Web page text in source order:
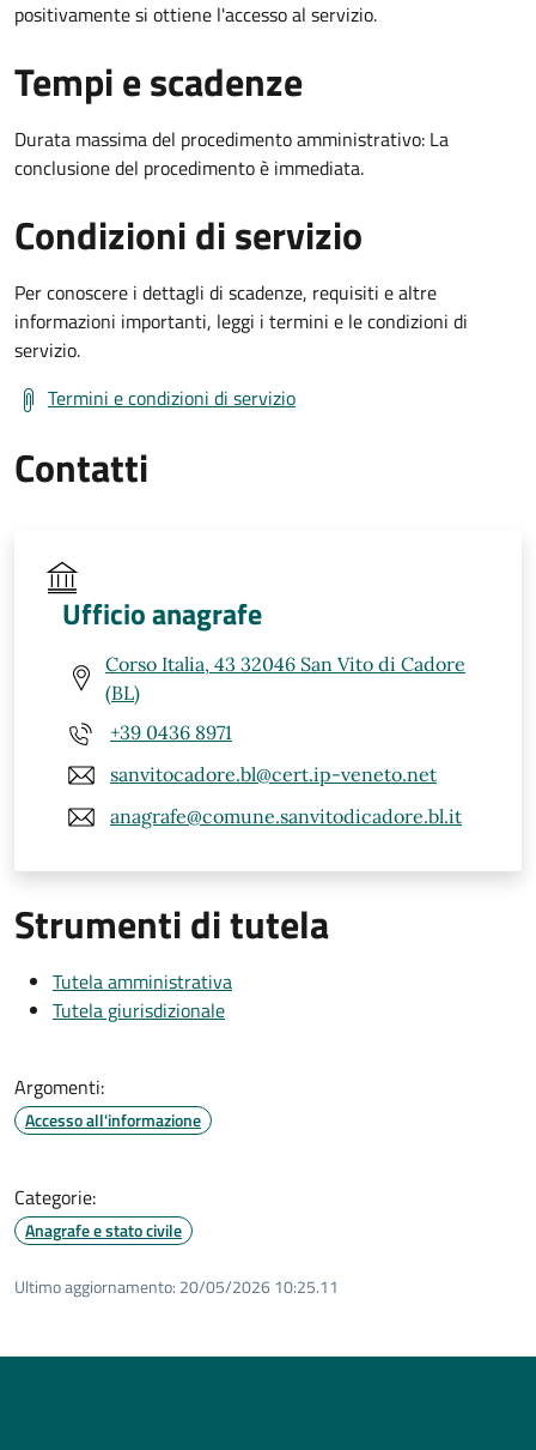
positivamente si ottiene l'accesso al servizio.
Tempi e scadenze
Durata massima del procedimento amministrativo: La
conclusione del procedimento è immediata.
Condizioni di servizio
Per conoscere i dettagli di scadenze, requisiti e altre
informazioni importanti, leggi i termini e le condizioni di
servizio.
Termini e condizioni di servizio
Contatti
Ufficio anagrafe
Corso Italia, 43 32046 San Vito di Cadore
(BL)
+39 0436 8971
sanvitocadore.bl@cert.ip-veneto.net
anagrafe@comune.sanvitodicadore.bl.it
Strumenti di tutela
Tutela amministrativa
Tutela giurisdizionale
Argomenti:
Accesso all'informazione
Categorie:
Anagrafe e stato civile
Ultimo aggiornamento: 20/05/2026 10:25.11